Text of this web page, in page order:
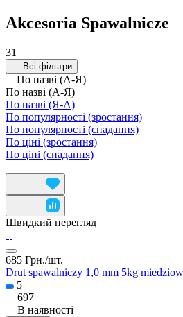
Akcesoria Spawalnicze
31
Всі фільтри
По назві (А-Я)
По назві (А-Я)
По назві (Я-А)
По популярності (зростання)
По популярності (спадання)
По ціні (зростання)
По ціні (спадання)
Швидкий перегляд
685 Грн./шт.
Drut spawalniczy 1,0 mm 5kg
5
697
В наявності